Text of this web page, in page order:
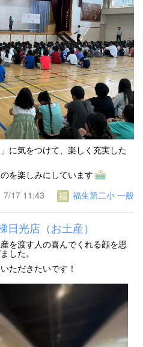
に気をつけて、楽しく充実した
を楽しみにしています
7/17 11:43
福生第二小 一般
光店（お土産）
を渡す人の喜んでくれる顔を思
した。
ただきたいです！